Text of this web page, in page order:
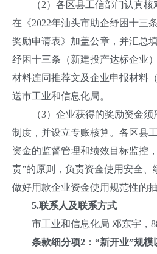
（2）各区县工信部门认真核
在《2022年汕头市助企纾困十三
奖励申请表》加盖公章，并汇总
纾困十三条（新建投产达标企业
材料连同推荐文及企业申报材料
送市工业和信息化局。
（3）企业获得的奖励资金须
制度，并设立专账核算。各区县
资金的监督管理和绩效目标监控
责”的原则，负责资金使用安全、
做好用款企业资金使用规范性的
5.联系人及联系方式
市工业和信息化局 邓东宇，
条款细分项2： “新开业”规模